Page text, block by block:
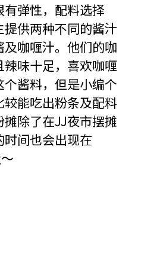
弹性，配料选择
供两种不同的酱汁
咖喱汁。他们的咖
味十足，喜欢咖喱
酱料，但是小编个
能吃出粉条及配料
除了在JJ夜市摆摊
间也会出现在